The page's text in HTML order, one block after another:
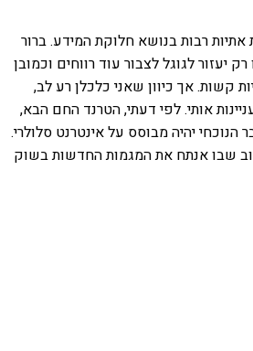
רבות בנושא חלוקת המידע. ברור
יעזור לגוגל לצבור עוד רווחים וכמובן
קשות. אך כיוון שאני כלכלן רע לב,
אותי. לפי דעתי, הטרנד החם הבא,
יהיה מבוסס על אינטרנט סלולרי.
שבו אנתח את המגמות החדשות בשוק